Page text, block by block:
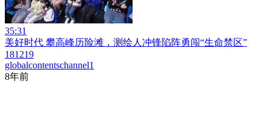
35:31
美好时代 攀高峰历险滩，测绘人冲锋陷阵勇闯“生命禁区”
181219
globalcontentschannel1
8年前